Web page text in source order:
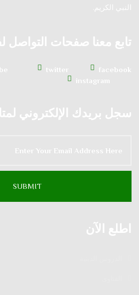
النبي الكريم.
تابع معنا صفحات التواصل
facebook
twitter
instagram
سجل بريدك الإلكتروني
اطلع الآن